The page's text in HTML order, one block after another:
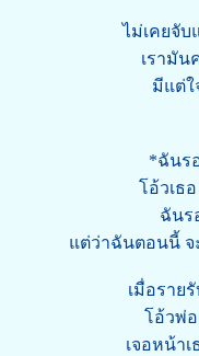
ไม่เคยจั
เรามัน
มีแต่
*ฉันร
โอ้วเธ
ฉันร
แต่ว่าฉันตอนนี้ จ
เมื่อราย
โอ้วพ่
เจอหน้า